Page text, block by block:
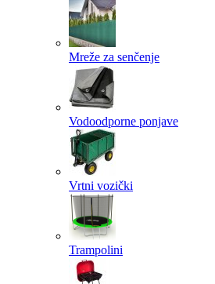
Mreže za senčenje
Vodoodporne ponjave
Vrtni vozički
Trampolini